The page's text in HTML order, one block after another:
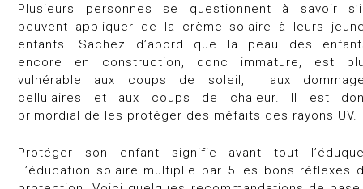
Plusieurs personnes se questionnent à savoir
peuvent appliquer de la crème solaire à leurs
enfants. Sachez d’abord que la peau des
encore en construction, donc immature, est
vulnérable aux coups de soleil, aux
cellulaires et aux coups de chaleur. Il est
primordial de les protéger des méfaits des rayons UV.
Protéger son enfant signifie avant tout
L’éducation solaire multiplie par 5 les bons réflexes